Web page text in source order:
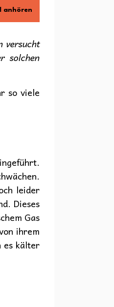
anhören
versucht
solchen
so viele
leider
Dieses
Gas
ihrem
es kälter